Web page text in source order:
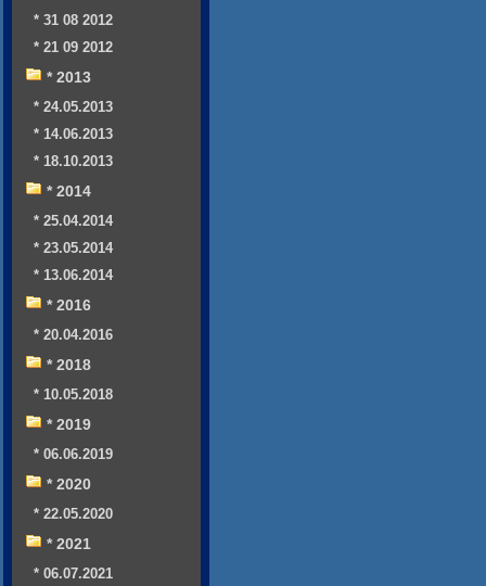
* 31 08 2012
* 21 09 2012
* 2013
* 24.05.2013
* 14.06.2013
* 18.10.2013
* 2014
* 25.04.2014
* 23.05.2014
* 13.06.2014
* 2016
* 20.04.2016
* 2018
* 10.05.2018
* 2019
* 06.06.2019
* 2020
* 22.05.2020
* 2021
* 06.07.2021